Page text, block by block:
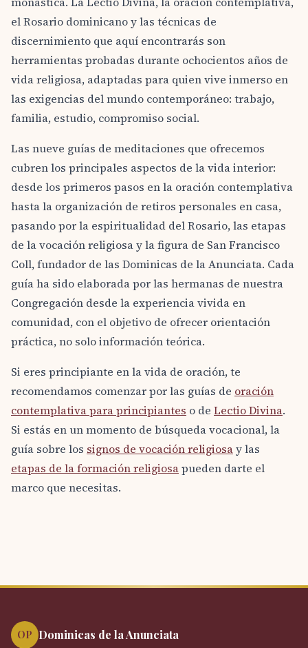
el Rosario dominicano y las técnicas de
discernimiento que aquí encontrarás son
herramientas probadas durante ochocientos años de
vida religiosa, adaptadas para quien vive inmerso en
las exigencias del mundo contemporáneo: trabajo,
familia, estudio, compromiso social.
Las nueve guías de meditaciones que ofrecemos
cubren los principales aspectos de la vida interior:
desde los primeros pasos en la oración contemplativa
hasta la organización de retiros personales en casa,
pasando por la espiritualidad del Rosario, las etapas
de la vocación religiosa y la figura de San Francisco
Coll, fundador de las Dominicas de la Anunciata. Cada
guía ha sido elaborada por las hermanas de nuestra
Congregación desde la experiencia vivida en
comunidad, con el objetivo de ofrecer orientación
práctica, no solo información teórica.
Si eres principiante en la vida de oración, te
recomendamos comenzar por las guías de oración
contemplativa para principiantes o de Lectio Divina.
Si estás en un momento de búsqueda vocacional, la
guía sobre los signos de vocación religiosay las
etapas de la formación religiosapueden darte el
marco que necesitas.
OP Dominicas de la Anunciata